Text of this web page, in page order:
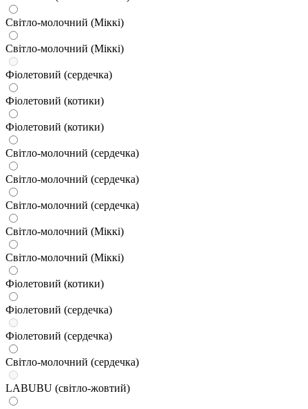
Світло-молочний (Міккі)
Світло-молочний (Міккі)
Фіолетовий (сердечка)
Фіолетовий (котики)
Фіолетовий (котики)
Світло-молочний (сердечка)
Світло-молочний (сердечка)
Світло-молочний (сердечка)
Світло-молочний (Міккі)
Світло-молочний (Міккі)
Фіолетовий (котики)
Фіолетовий (сердечка)
Фіолетовий (сердечка)
Світло-молочний (сердечка)
LABUBU (світло-жовтий)